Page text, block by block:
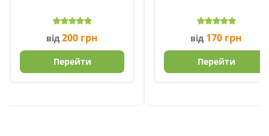
від 200 грн
Перейти
від 170 грн
Перейти